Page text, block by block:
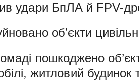
удари БпЛА й FPV-
об’єкти
пошкоджено
житловий